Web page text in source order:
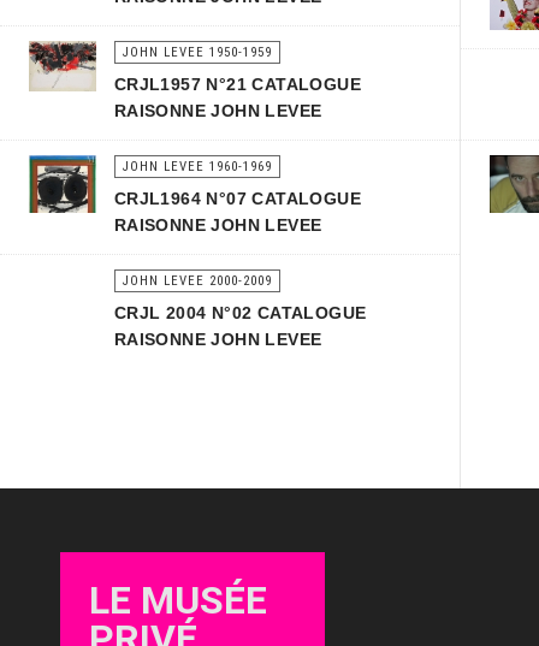
JOHN LEVEE 1950-1959
CRJL1957 N°21 CATALOGUE
RAISONNE JOHN LEVEE
JOHN LEVEE 1960-1969
CRJL1964 N°07 CATALOGUE
RAISONNE JOHN LEVEE
JOHN LEVEE 2000-2009
CRJL 2004 N°02 CATALOGUE
RAISONNE JOHN LEVEE
LE MUSÉE